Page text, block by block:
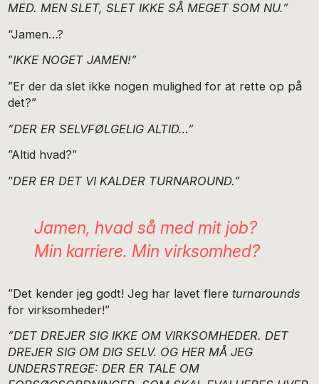
MED. MEN SLET, SLET IKKE SÅ MEGET SOM NU.”
“Jamen…?
”IKKE NOGET JAMEN!”
”Er der da slet ikke nogen mulighed for at rette op på
det?”
”DER ER SELVFØLGELIG ALTID…”
”Altid hvad?”
”DER ER DET VI KALDER TURNAROUND.”
Jamen, hvad så med mit job?
Min karriere. Min virksomhed?
”Det kender jeg godt! Jeg har lavet flereturnarounds
for virksomheder!”
”DET DREJER SIG IKKE OM VIRKSOMHEDER. DET
DREJER SIG OM DIG SELV. OG HER MÅ JEG
UNDERSTREGE: DER ER TALE OM